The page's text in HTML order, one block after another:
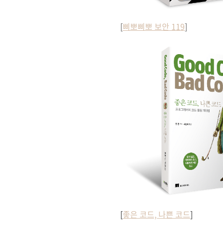
[삐뽀삐뽀 보안 119]
[좋은 코드, 나쁜 코드]